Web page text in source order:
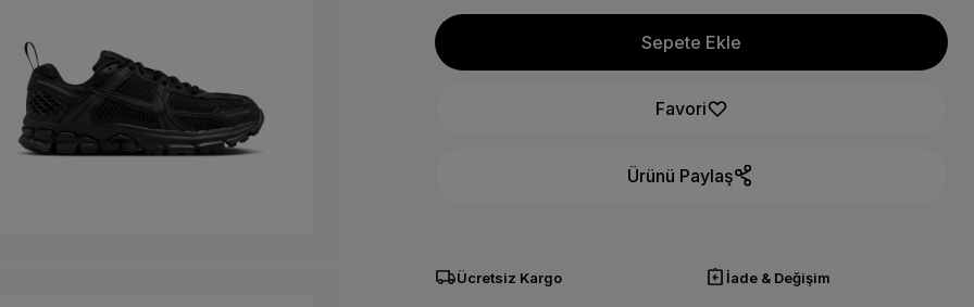
Sepete Ekle
Favori
Ürünü Paylaş
local_shippingÜcretsiz Kargo assignment_return İade & Değişim